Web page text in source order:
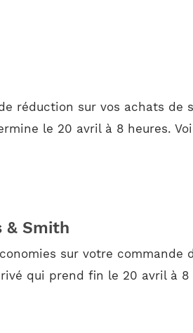
réduction sur vos achats
le 20 avril à 8 heures.
& Smith
sur votre
qui prend fin le 20 avril à 8